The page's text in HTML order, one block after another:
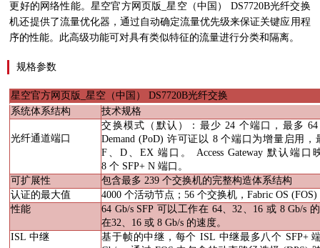
更好的网络性能。星空官方网页版_星空（中国） DS7720B光纤交换
机还提供了流量优化器，通过自动确定流量优先级来保证关键应用程
序的性能。此高级功能可对具有类似特征的流量进行分类和隔离。
规格参数
星空官方网页版_星空（中国） DS7720B光纤交换
系统体系结构
技术规格
光纤通道端口
交换模式（默认）：最少 24 个端口，最多
Demand (PoD) 许可证以 8个端口为增量启用，
F 、D 、EX端口。 Access Gateway默认端口
8个 SFP+ N端口。
可扩展性
包含最多 239个交换机的完整构造体系结构
认证的最大值
4000个活动节点；56个交换机，Fabric OS (FOS)
性能
64 Gb/s SFP 可以工作在 64、32、 16 或 8 Gb/s
在32、 16或 8 Gb/s 的速度。
ISL 中继 基于帧的中继，每个 ISL 中继最多八个 SFP+